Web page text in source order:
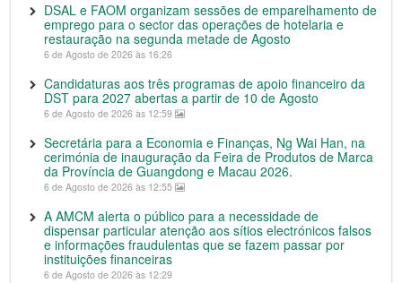
DSAL e FAOM organizam sessões de emparelhamento de
emprego para o sector das operações de hotelaria e
restauração na segunda metade de Agosto
6 de Agosto de 2026 às 16:26
Candidaturas aos três programas de apoio financeiro da
DST para 2027 abertas a partir de 10 de Agosto
6 de Agosto de 2026 às 12:59
Secretária para a Economia e Finanças, Ng Wai Han, na
cerimónia de inauguração da Feira de Produtos de Marca
da Província de Guangdong e Macau 2026.
6 de Agosto de 2026 às 12:55
A AMCM alerta o público para a necessidade de
dispensar particular atenção aos sítios electrónicos falsos
e informações fraudulentas que se fazem passar por
instituições financeiras
6 de Agosto de 2026 às 12:29